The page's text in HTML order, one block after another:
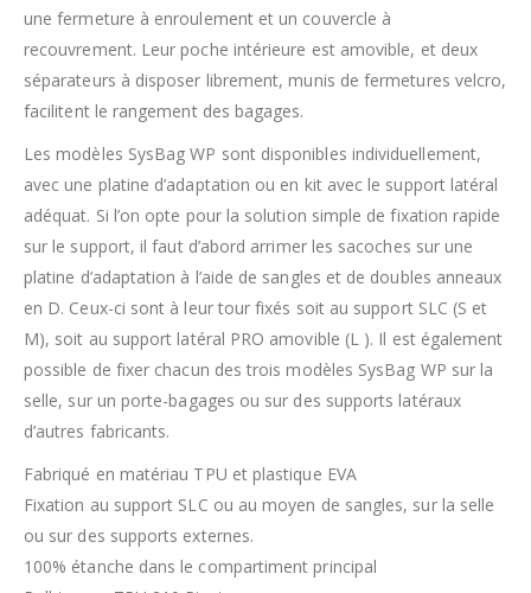
une fermeture à enroulement et un couvercle à
recouvrement. Leur poche intérieure est amovible, et deux
séparateurs à disposer librement, munis de fermetures velcro,
facilitent le rangement des bagages.
Les modèles SysBag WP sont disponibles individuellement,
avec une platine d’adaptation ou en kit avec le support latéral
adéquat. Si l’on opte pour la solution simple de fixation rapide
sur le support, il faut d’abord arrimer les sacoches sur une
platine d’adaptation à l’aide de sangles et de doubles anneaux
en D. Ceux-ci sont à leur tour fixés soit au support SLC (S et
M), soit au support latéral PRO amovible (L ). Il est également
possible de fixer chacun des trois modèles SysBag WP sur la
selle, sur un porte-bagages ou sur des supports latéraux
d’autres fabricants.
Fabriqué en matériau TPU et plastique EVA
Fixation au support SLC ou au moyen de sangles, sur la selle
ou sur des supports externes.
100% étanche dans le compartiment principal